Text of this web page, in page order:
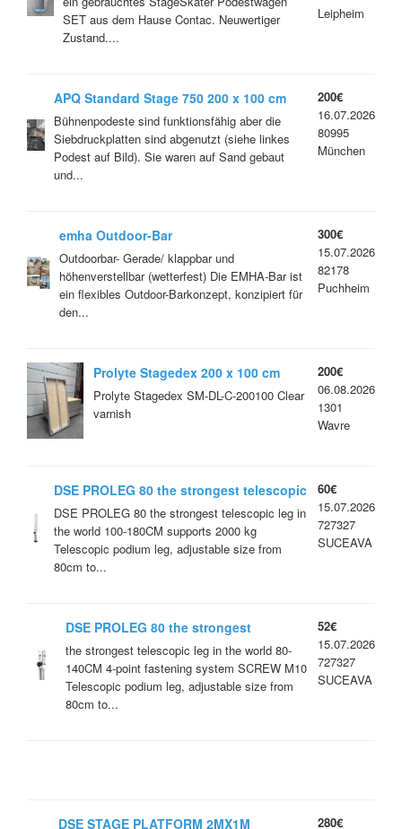
SET aus dem Hause Contac. Neuwertiger
Zustand....
Leipheim
APQ Standard Stage 750 200 x 100 cm
Bühnenpodeste sind funktionsfähig aber die
Siebdruckplatten sind abgenutzt (siehe linkes
Podest auf Bild). Sie waren auf Sand gebaut
und...
200€
16.07.2026
80995
München
emha Outdoor-Bar
Outdoorbar- Gerade/ klappbar und
höhenverstellbar (wetterfest) Die EMHA-Bar ist
ein flexibles Outdoor-Barkonzept, konzipiert für
den...
300€
15.07.2026
82178
Puchheim
Prolyte Stagedex 200 x 100 cm
Prolyte Stagedex SM-DL-C-200100 Clear
varnish
200€
06.08.2026
1301
Wavre
DSE PROLEG 80 the strongest telescopic
leg in the world 100-180CM
DSE PROLEG 80 the strongest telescopic leg in
the world 100-180CM supports 2000 kg
Telescopic podium leg, adjustable size from
80cm to...
60€
15.07.2026
727327
SUCEAVA
DSE PROLEG 80 the strongest
telescopic leg in the world 80-140CM
the strongest telescopic leg in the world 80-
140CM 4-point fastening system SCREW M10
Telescopic podium leg, adjustable size from
80cm to...
52€
15.07.2026
727327
SUCEAVA
DSE STAGE PLATFORM 2MX1M 280€